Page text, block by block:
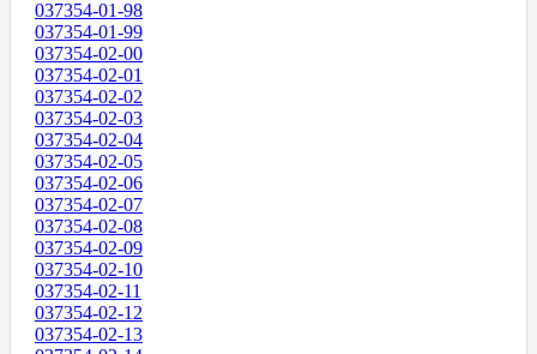
037354-01-98
037354-01-99
037354-02-00
037354-02-01
037354-02-02
037354-02-03
037354-02-04
037354-02-05
037354-02-06
037354-02-07
037354-02-08
037354-02-09
037354-02-10
037354-02-11
037354-02-12
037354-02-13